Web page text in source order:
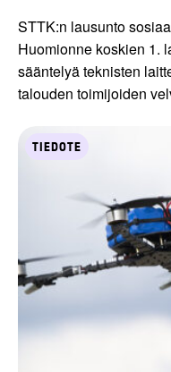
STTK:n lausunto
Huomionne koskien 1.
sääntelyä teknisten
talouden toimijoiden
TIEDOTE